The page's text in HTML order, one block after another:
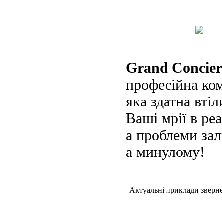
Grand
професійна
яка здатна
Ваші мрії в
а проблеми
а минулому!
Актуальні приклади